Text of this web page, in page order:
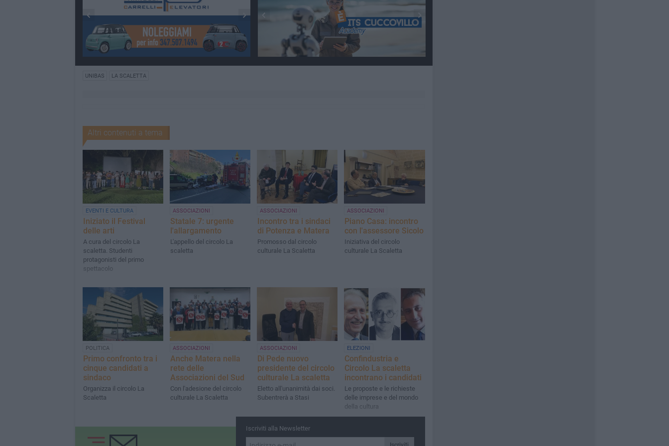
UNIBAS LA SCALETTA
Altri contenuti a tema
EVENTI E CULTURA
Iniziato il Festival
delle arti
A cura del circolo La
scaletta. Studenti
protagonisti del primo
spettacolo
ASSOCIAZIONI
Statale 7: urgente
l'allargamento
L'appello del circolo La
scaletta
ASSOCIAZIONI
Incontro tra i sindaci
di Potenza e Matera
Promosso dal circolo
culturale La Scaletta
ASSOCIAZIONI
Piano Casa: incontro
con l'assessore Sicolo
Iniziativa del circolo
culturale La Scaletta
POLITICA
Primo confronto tra i
cinque candidati a
sindaco
Organizza il circolo La
Scaletta
ASSOCIAZIONI
Anche Matera nella
rete delle
Associazioni del Sud
Con l'adesione del circolo
culturale La Scaletta
ASSOCIAZIONI
Di Pede nuovo
presidente del circolo
culturale La scaletta
Eletto all'unanimità dai soci.
Subentrerà a Stasi
ELEZIONI
Confindustria e
Circolo La scaletta
incontrano i candidati
Le proposte e le richieste
delle imprese e del mondo
della cultura
Iscriviti alla Newsletter